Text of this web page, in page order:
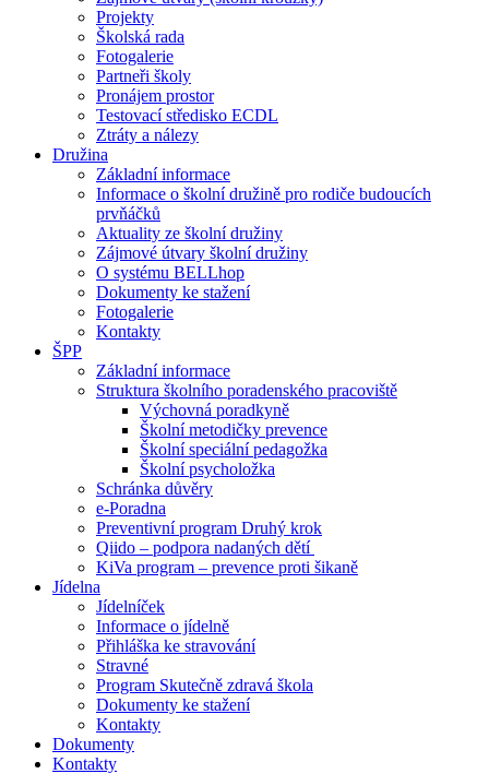
Projekty
Školská rada
Fotogalerie
Partneři školy
Pronájem prostor
Testovací středisko ECDL
Ztráty a nálezy
Družina
Základní informace
Informace o školní družině pro rodiče budoucích
prvňáčků
Aktuality ze školní družiny
Zájmové útvary školní družiny
O systému BELLhop
Dokumenty ke stažení
Fotogalerie
Kontakty
ŠPP
Základní informace
Struktura školního poradenského pracoviště
Výchovná poradkyně
Školní metodičky prevence
Školní speciální pedagožka
Školní psycholožka
Schránka důvěry
e-Poradna
Preventivní program Druhý krok
Qiido – podpora nadaných dětí
KiVa program – prevence proti šikaně
Jídelna
Jídelníček
Informace o jídelně
Přihláška ke stravování
Stravné
Program Skutečně zdravá škola
Dokumenty ke stažení
Kontakty
Dokumenty
Kontakty